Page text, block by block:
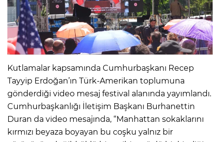
Kutlamalar kapsamında Cumhurbaşkanı Recep
Tayyip Erdoğan’ın Türk-Amerikan toplumuna
gönderdiği video mesaj festival alanında yayımlandı.
Cumhurbaşkanlığı İletişim Başkanı Burhanettin
Duran da video mesajında, “Manhattan sokaklarını
kırmızı beyaza boyayan bu coşku yalnız bir